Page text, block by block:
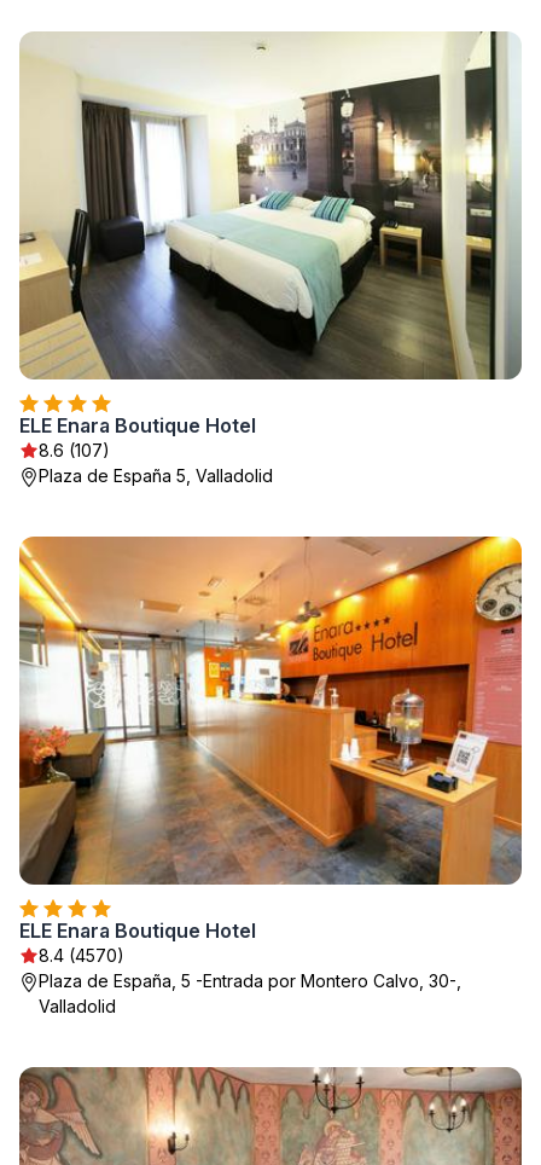
ELE Enara Boutique Hotel
8.6 (107)
Plaza de España 5, Valladolid
ELE Enara Boutique Hotel
8.4 (4570)
Plaza de España, 5 -Entrada por Montero Calvo, 30-,
Valladolid